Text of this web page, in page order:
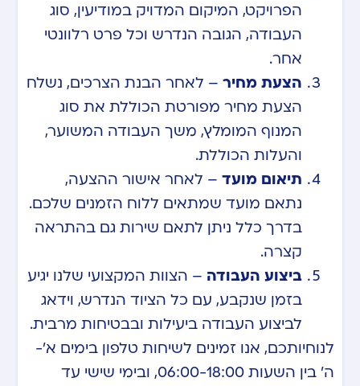
הפרויקט, המיקום המדויק במודיעין, סוג
העבודה, הגובה הנדרש וכל פרט רלוונטי
אחר.
הצעת מחיר – לאחר הבנת הצרכים, נשלח
הצעת מחיר מפורטת הכוללת את סוג
המנוף המומלץ, משך העבודה המשוער,
והעלות הכוללת.
תיאום מועד – לאחר אישור ההצעה,
נתאם מועד שמתאים ללוח הזמנים שלכם.
בדרך כלל ניתן לתאם שירות גם בהתראה
קצרה.
ביצוע העבודה – הצוות המקצועי שלנו יגיע
בזמן שנקבע, עם כל הציוד הנדרש, וידאג
לביצוע העבודה ביעילות ובבטיחות מרבית.
לנוחיותכם, אנו זמינים לשיחות טלפון בימים א’-
ה’ בין השעות 06:00-18:00, ובימי שישי עד